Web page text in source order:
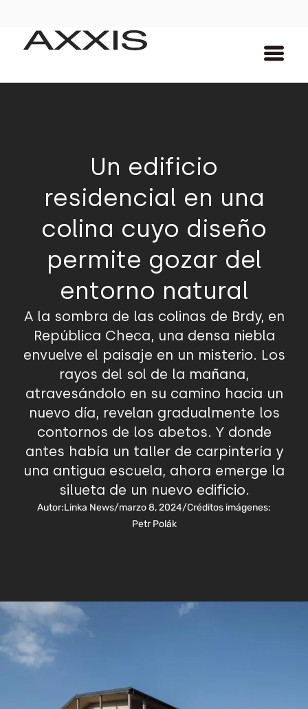
Un edificio
residencial en una
colina cuyo diseño
permite gozar del
entorno natural
A la sombra de las colinas de Brdy, en
República Checa, una densa niebla
envuelve el paisaje en un misterio. Los
rayos del sol de la mañana,
atravesándolo en su camino hacia un
nuevo día, revelan gradualmente los
contornos de los abetos. Y donde
antes había un taller de carpintería y
una antigua escuela, ahora emerge la
silueta de un nuevo edificio.
Autor:Linka News/marzo 8, 2024/Créditos imágenes:
Petr Polák